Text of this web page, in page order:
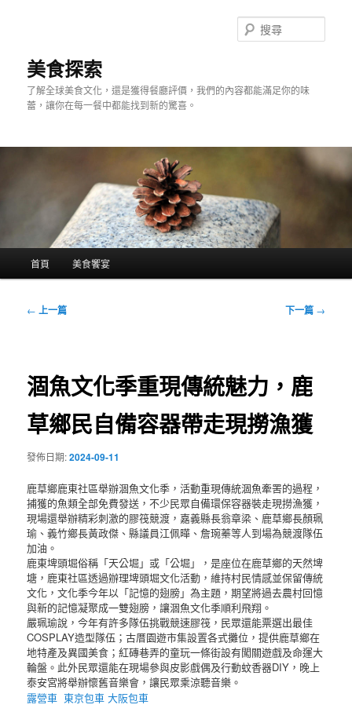
美食探索
了解全球美食文化，還是獲得餐廳評價，我們的內容都能滿足你的味
蕾，讓你在每一餐中都能找到新的驚喜。
尋
首頁 美食饗宴
文
← 上一篇 下一篇 →
涸魚文化季重現傳統魅力，鹿
草鄉民自備容器帶走現撈漁獲
發佈日期:2024-09-11
鹿草鄉鹿東社區舉辦涸魚文化季，活動重現傳統涸魚牽罟的過程，
捕獲的魚類全部免費發送，不少民眾自備環保容器裝走現撈漁獲，
現場還舉辦精彩刺激的膠筏競渡，嘉義縣長翁章梁、鹿草鄉長顏珮
瑜、義竹鄉長黃政傑、縣議員江佩曄、詹琬蓁等人到場為競渡隊伍
加油。
鹿東埤頭堀俗稱「天公堀」或「公堀」，是座位在鹿草鄉的天然埤
塘，鹿東社區透過辦理埤頭堀文化活動，維持村民情感並保留傳統
文化，文化季今年以「記憶的翅膀」為主題，期望將過去農村回憶
與新的記憶凝聚成一雙翅膀，讓涸魚文化季順利飛翔。
嚴珮瑜說，今年有許多隊伍挑戰競速膠筏，民眾還能票選出最佳
COSPLAY造型隊伍；古厝園遊市集設置各式攤位，提供鹿草鄉在
地特產及異國美食；紅磚巷弄的童玩一條街設有闖關遊戲及命運大
輪盤。此外民眾還能在現場參與皮影戲偶及行動蚊香器DIY，晚上
泰安宮將舉辦懷舊音樂會，讓民眾乘涼聽音樂。
露營車 東京包車 大阪包車